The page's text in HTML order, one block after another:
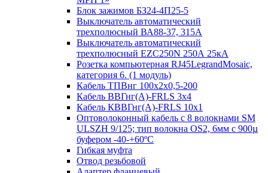
Блок зажимов БЗ24-4П25-5
Выключатель автоматический
трехполюсный ВА88-37, 315А
Выключатель автоматический
трехполюсный EZC250N 250А 25кА
Розетка компьютерная RJ45LegrandMosaic,
категория 6. (1 модуль)
Кабель ТПВнг 100х2х0,5-200
Кабель ВВГнг(А)-FRLS 3х4
Кабель КВВГнг(А)-FRLS 10х1
Оптоволоконный кабель с 8 волокнами SM
ULSZH 9/125; тип волокна OS2, 6мм с 900µ
буфером -40-+60ºC
Гибкая муфта
Отвод резьбовой